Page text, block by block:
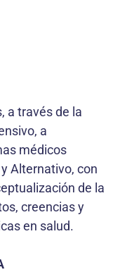
a través de la
a
médicos
Alternativo, con
de la
creencias y
en salud.